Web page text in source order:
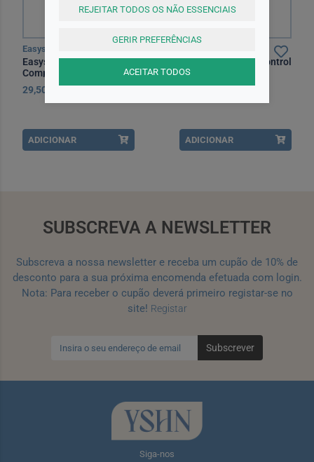
Easyslim
Easyslim Thermo Fit
Comprimidos x60
29,50EUR
ADICIONAR
Easyslim Thermo Control
Comp X60 comps
ADICIONAR
SUBSCREVA A NEWSLETTER
Subscreva a nossa newsletter e receba um cupão de 10% de
desconto para a sua próxima encomenda efetuada com login.
Nota: Para receber o cupão deverá primeiro registar-se no
site! Registar
Subscrever
Siga-nos
REJEITAR TODOS OS NÃO ESSENCIAIS
GERIR PREFERÊNCIAS
ACEITAR TODOS